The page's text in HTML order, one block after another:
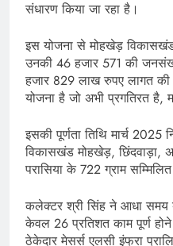
संधारण किया जा रहा है।
इस योजना से मोहखेड़
उनकी 46 हजार 571 की
हजार 829 लाख रुपए लागत की
योजना है जो अभी प्रगतिरत है,
इसकी पूर्णता तिथि मार्च 2025
विकासखंड मोहखेड़, छिंदवाड़ा,
परासिया के 722 ग्राम
कलेक्टर श्री सिंह ने आधा समय
केवल 26 प्रतिशत काम पूर्ण
ठेकेदार मेसर्स एलसी इंफ्रा